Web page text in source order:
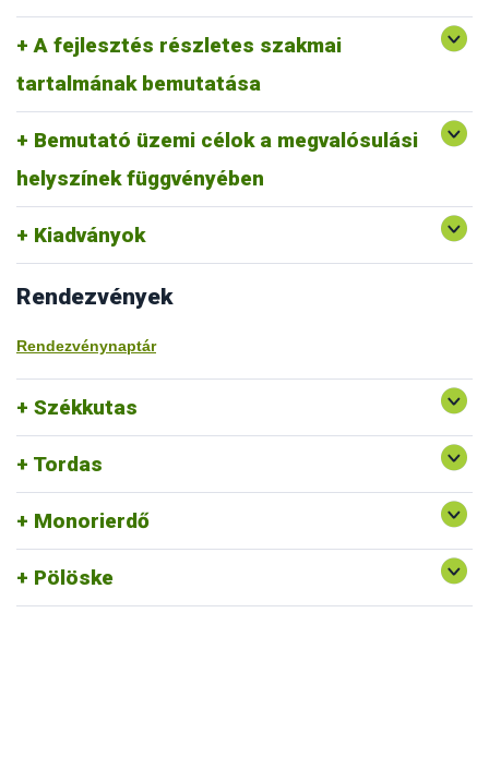
A fejlesztés részletes szakmai
tartalmának bemutatása
állomáson (Tordas, Pölöske, Székkutas, Monorierdő)
valósulna meg bemutató üzemi program.
Bemutató üzemi célok a megvalósulási
helyszínek függvényében
Tordas
kertészeti (zöldség, gyümölcs) fajok, szántóföldi
és üvegházi termesztési körülmények, ökológiai
gazdálkodásra alkalmas fajták vizsgálata
Pölöske
kertészeti (gyümölcs) fajok
Székkutas
szántóföldi fajok vizsgálata
Monorierdő erdészeti fajok vizsgálata, fajtakitermesztés
Kiadványok
Rendezvények
Rendezvénynaptár
Székkutas
Tordas
Monorierdő
Pölöske